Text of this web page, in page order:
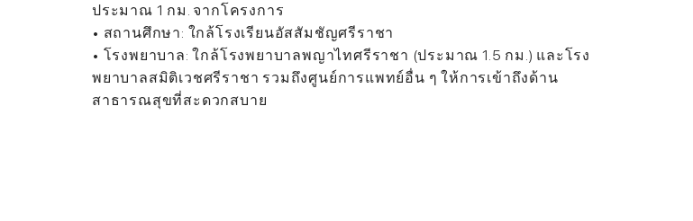
ประมาณ 1 กม. จากโครงการ
• สถานศึกษา: ใกล้โรงเรียนอัสสัมชัญศรีราชา
• โรงพยาบาล: ใกล้โรงพยาบาลพญาไทศรีราชา (ประมาณ 1.5 กม.) และโรง
พยาบาลสมิติเวชศรีราชา รวมถึงศูนย์การแพทย์อื่น ๆ ให้การเข้าถึงด้าน
สาธารณสุขที่สะดวกสบาย